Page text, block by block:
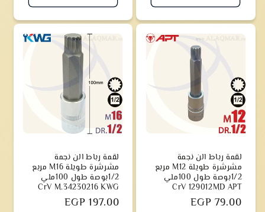
لقمة رباط الن نجمة
مشرشرة طويلة M12 مربع
1/2بوصة طول 100ملي
CrV 129012MD APT
سعر
EGP 79.00
لقمة رباط الن نجمة
مشرشرة طويلة M16 مربع
1/2بوصة طول 100ملي
CrV M.34230216 KWG
سعر
EGP 197.00